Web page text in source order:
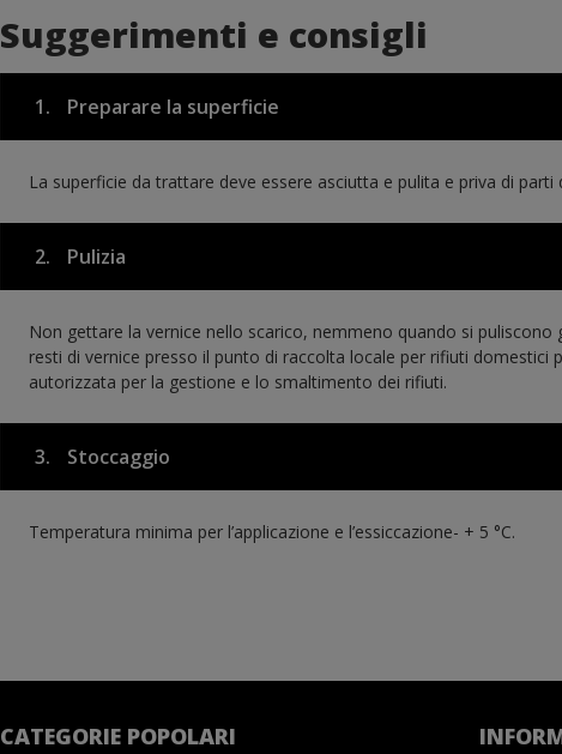
Suggerimenti e consigli
1. Preparare la superficie
La superficie da trattare deve essere asciutta e pulita e priva di parti
2. Pulizia
Non gettare la vernice nello scarico, nemmeno quando si puliscono
resti di vernice presso il punto di raccolta locale per rifiuti domestici
autorizzata per la gestione e lo smaltimento dei rifiuti.
3. Stoccaggio
Temperatura minima per l’applicazione e l’essiccazione- + 5 °C.
CATEGORIE POPOLARI